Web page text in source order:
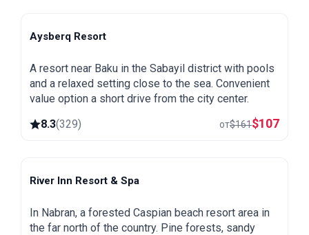
Baku
Aysberq Resort
A resort near Baku in the Sabayil district with pools
and a relaxed setting close to the sea. Convenient
value option a short drive from the city center.
8.3(329) от$161$107
Nabran
River Inn Resort & Spa
In Nabran, a forested Caspian beach resort area in
the far north of the country. Pine forests, sandy